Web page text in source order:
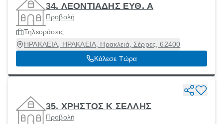
34. ΛΕΟΝΤΙΑΔΗΣ ΕΥΘ. Α
Προβολή
Τηλεοράσεις
ΗΡΑΚΛΕΙΑ, ΗΡΑΚΛΕΙΑ, Ηρακλειά, Σέρρες, 62400
Κάλεσε Τώρα
35. ΧΡΗΣΤΟΣ Κ ΣΕΛΛΗΣ
Προβολή